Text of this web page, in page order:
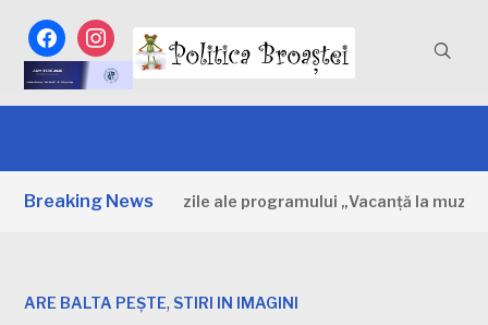
facebookinstagram
Breaking News
Primele zile ale programului „Vacanță la muzeu”
ARE BALTA PEȘTE, STIRI IN IMAGINI